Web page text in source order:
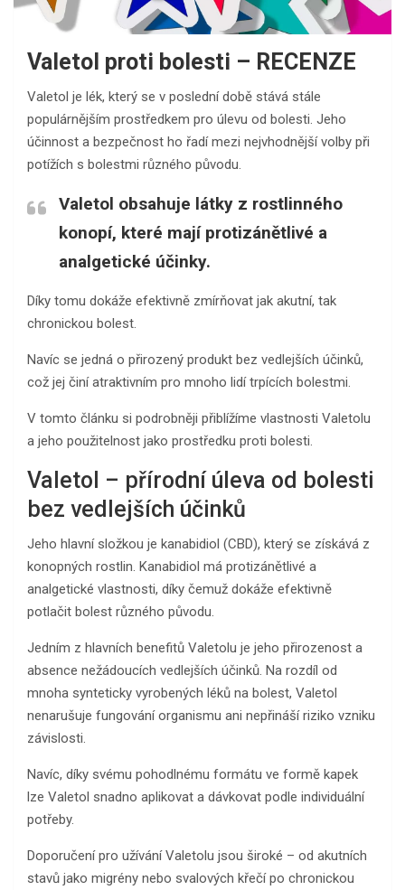
Valetol proti bolesti – RECENZE
Valetol je lék, který se v poslední době stává stále
populárnějším prostředkem pro úlevu od bolesti. Jeho
účinnost a bezpečnost ho řadí mezi nejvhodnější volby při
potížích s bolestmi různého původu.
Valetol obsahuje látky z rostlinného
konopí, které mají protizánětlivé a
analgetické účinky.
Díky tomu dokáže efektivně zmírňovat jak akutní, tak
chronickou bolest.
Navíc se jedná o přirozený produkt bez vedlejších účinků,
což jej činí atraktivním pro mnoho lidí trpících bolestmi.
V tomto článku si podrobněji přiblížíme vlastnosti Valetolu
a jeho použitelnost jako prostředku proti bolesti.
Valetol – přírodní úleva od bolesti
bez vedlejších účinků
Jeho hlavní složkou je kanabidiol (CBD), který se získává z
konopných rostlin. Kanabidiol má protizánětlivé a
analgetické vlastnosti, díky čemuž dokáže efektivně
potlačit bolest různého původu.
Jedním z hlavních benefitů Valetolu je jeho přirozenost a
absence nežádoucích vedlejších účinků. Na rozdíl od
mnoha synteticky vyrobených léků na bolest, Valetol
nenarušuje fungování organismu ani nepřináší riziko vzniku
závislosti.
Navíc, díky svému pohodlnému formátu ve formě kapek
lze Valetol snadno aplikovat a dávkovat podle individuální
potřeby.
Doporučení pro užívání Valetolu jsou široké – od akutních
stavů jako migrény nebo svalových křečí po chronickou